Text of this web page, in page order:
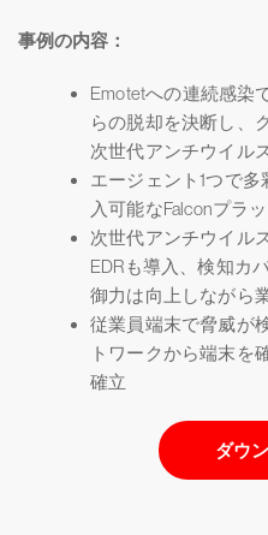
事例の内容：
Emotetへの連続感染
らの脱却を決断し、
次世代アンチウイル
エージェント1つで
入可能なFalconプラ
次世代アンチウイル
EDRも導入、検知カ
御力は向上しながら
従業員端末で脅威が
トワークから端末を
確立
ダウ